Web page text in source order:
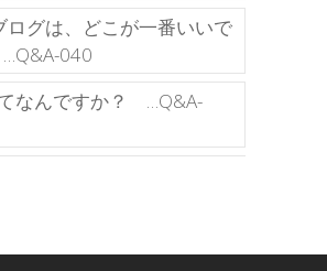
ログは、どこが一番いいで
040
なんですか？ …Q&A-